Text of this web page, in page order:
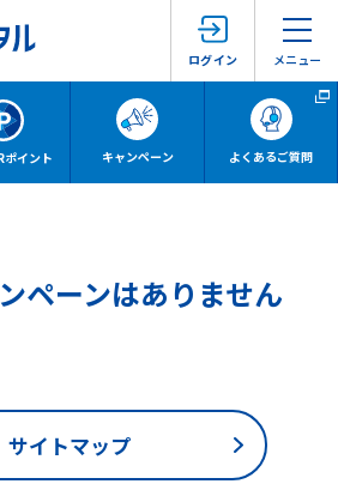
ログイン メニュー
ポイント キャンペーン よくあるご質問
ペーンはありません
サイトマップ